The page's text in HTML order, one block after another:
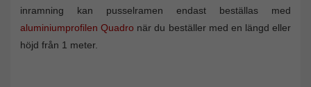
inramning kan pusselramen endast beställas med
aluminiumprofilen Quadro när du beställer med en längd eller
höjd från 1 meter.